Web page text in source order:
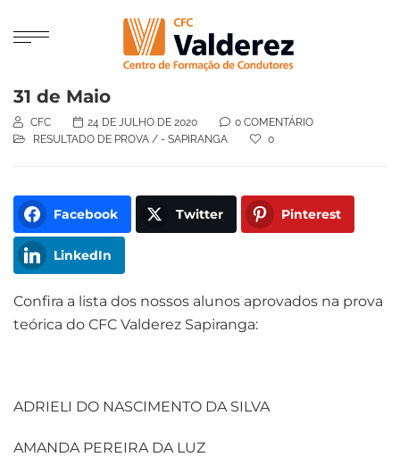
31 de Maio
CFC 24 DE JULHO DE 2020
0 COMENTÁRIO
RESULTADO DE PROVA / - SAPIRANGA 0
Facebook Twitter Pinterest
LinkedIn
Confira a lista dos nossos alunos aprovados na prova
teórica do CFC Valderez Sapiranga:
ADRIELI DO NASCIMENTO DA SILVA
AMANDA PEREIRA DA LUZ